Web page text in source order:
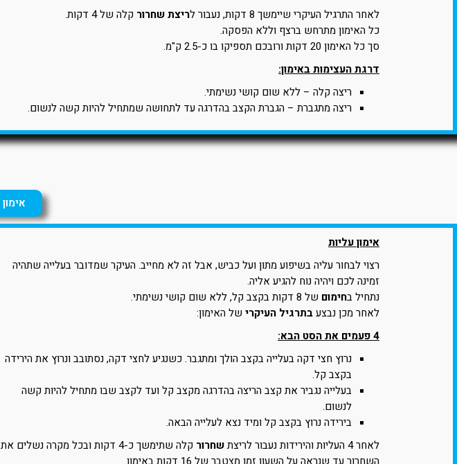
לאחר התרגיל העיקרי שיימשך 8 דקות, נעבור ל
ריצת שחרור קלה של 4 דקות.
כל האימון מתרחש ברצף וללא הפסקה.
סך כל האימון 20 דקות ורובכם תספיקו בו כ-2.5 ק"מ.
דרגת העצימות באימון:
ריצה קלה – ללא שום קושי נשימתי.
ריצה מתגברת – הגברת הקצב בהדרגה עד לתחושה שמתחיל להיות קשה לנשום.
אימון 2 - עליות
אימון עליות
רצוי לבחור עליה בשיפוע מתון ועל כביש, אבל זה לא מחייב. העיקר שמדובר בעלייה שתהיה
זמינה לכם ויהיה נוח להגיע אליה.
נתחיל בחימום של 8 דקות בקצב קל, ללא שום קושי נשימתי.
לאחר מכן נבצעבתרגיל העיקרי של האימון:
4 פעמים את הסט הבא:
נרוץ חצי דקה בעלייה בקצב הולך ומתגבר. כשנגיע לחצי דקה, נסתובב ונרוץ את הירידה
בקצב קל.
בעלייה נגביר את קצב הריצה בהדרגה מקצב קל ועד לקצב שבו מתחיל להיות קשה
לנשום.
בירידה נרוץ בקצב קל ומיד נצא לעלייה הבאה.
לאחר 4 העליות והירידות נעבור לריצת
שחרור
קלה שתימשך כ-4 דקות ובכל מקרה נשלים את